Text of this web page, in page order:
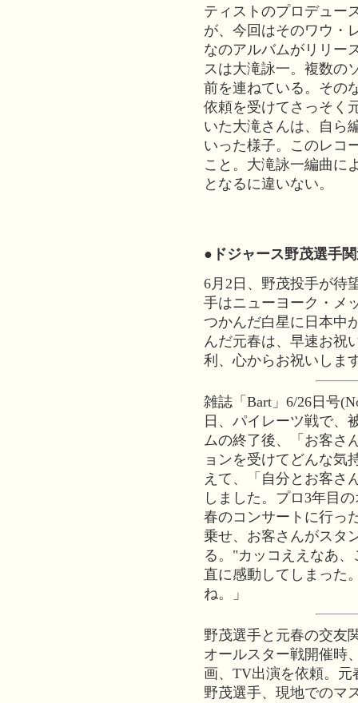
ティストのプロデュー
が、今回はそのワウ・
なのアルバムがリリー
スは大滝詠一。複数の
前を連ねている。その
依頼を受けてさっそく
いた大滝さんは、自ら
いった様子。このレコ
こと。大滝詠一編曲に
となるに違いない。
●ドジャース野茂選手
6月2日、野茂投手が待
手はニューヨーク・メ
つかんだ白星に日本中
んだ元春は、早速お祝
利、心からお祝いしま
雑誌「Bart」6/26日号
日、パイレーツ戦で、
ムの終了後、「お客さ
ョンを受けてどんな気
えて、「自分とお客さ
しました。プロ3年目
春のコンサートに行っ
乗せ、お客さんがスタ
る。"カッコええなあ
直に感動してしまった
ね。」
野茂選手と元春の交友
オールスター戦開催時
画、TV出演を依頼。
野茂選手、現地でのマ